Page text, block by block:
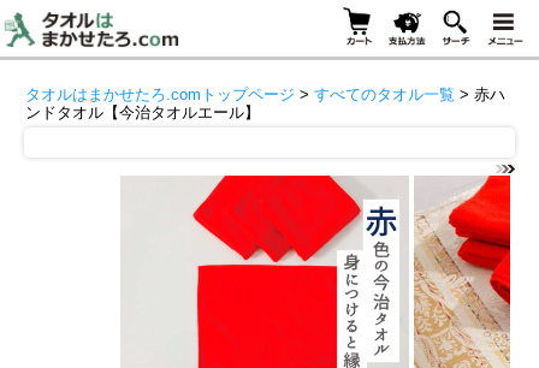
タオルはまかせたろ.comトップページ > すべてのタオル一覧 > 赤ハ
ンドタオル【今治タオルエール】